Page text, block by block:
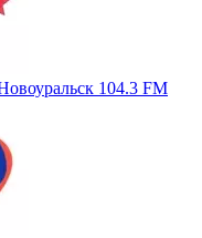
104.3 FM